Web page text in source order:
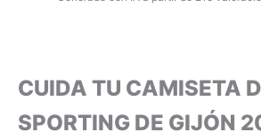
CUIDA TU CAMISETA
SPORTING DE GIJÓN